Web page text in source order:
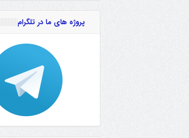
پروژه های ما در تلگرام